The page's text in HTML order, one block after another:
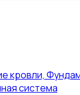
кровли,
система